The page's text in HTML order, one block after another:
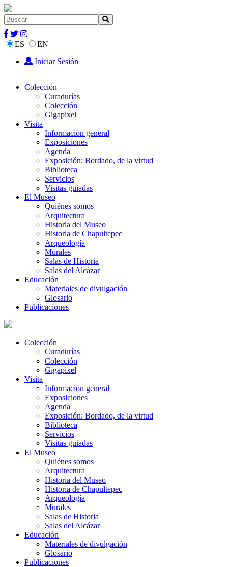
ES
EN
Iniciar Sesión
Colección
Curadurías
Colección
Gigapixel
Visita
Información general
Exposiciones
Agenda
Exposición: Bordado, de la virtud
Biblioteca
Servicios
Visitas guiadas
El Museo
Quiénes somos
Arquitectura
Historia del Museo
Historia de Chapultepec
Arqueología
Murales
Salas de Historia
Salas del Alcázar
Educación
Materiales de divulgación
Glosario
Publicaciones
Colección
Curadurías
Colección
Gigapixel
Visita
Información general
Exposiciones
Agenda
Exposición: Bordado, de la virtud
Biblioteca
Servicios
Visitas guiadas
El Museo
Quiénes somos
Arquitectura
Historia del Museo
Historia de Chapultepec
Arqueología
Murales
Salas de Historia
Salas del Alcázar
Educación
Materiales de divulgación
Glosario
Publicaciones